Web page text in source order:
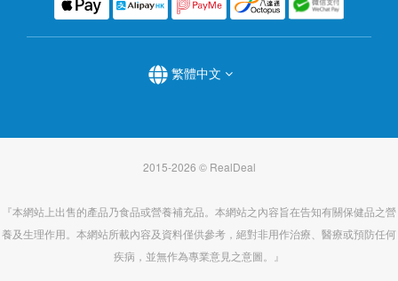
繁體中文
2015-2026 © RealDeal
『本網站上出售的產品乃食品或營養補充品。本網站之內容旨在告知有關保健品之營
養及生理作用。本網站所載內容及資料僅供參考，絕對非用作治療、醫療或預防任何
疾病，並無作為專業意見之意圖。』